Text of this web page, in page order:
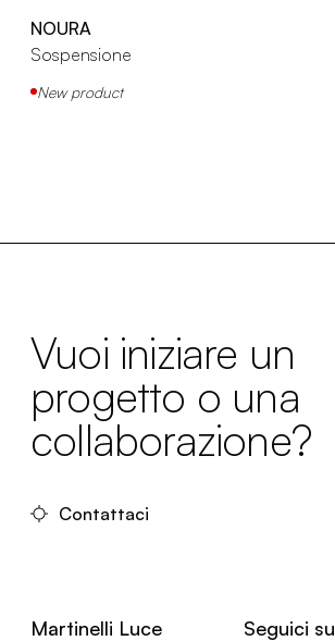
NOURA
Sospensione
New product
Vuoi iniziare un
progetto o una
collaborazione?
Contattaci
Martinelli Luce Seguici su